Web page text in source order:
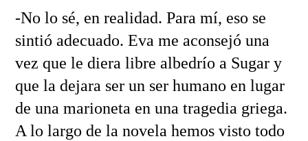
-No lo sé, en realidad. Para mí, eso se
sintió adecuado. Eva me aconsejó una
vez que le diera libre albedrío a Sugar y
que la dejara ser un ser humano en lugar
de una marioneta en una tragedia griega.
A lo largo de la novela hemos visto todo